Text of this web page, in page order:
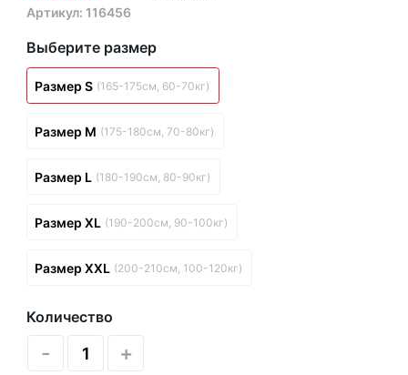
Артикул: 116456
Выберите размер
Размер S (165-175см, 60-70кг)
Размер M (175-180см, 70-80кг)
Размер L (180-190см, 80-90кг)
Размер XL (190-200см, 90-100кг)
Размер XXL (200-210см, 100-120кг)
Количество
- +